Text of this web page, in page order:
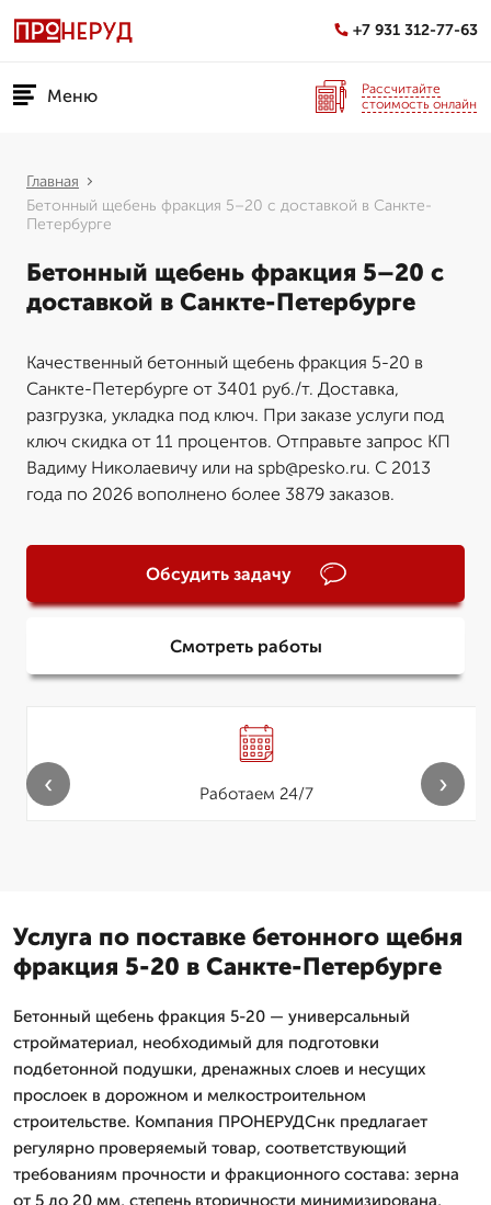
+7 931 312-77-63
Меню
Рассчитайте
стоимость онлайн
Главная
Бетонный щебень фракция 5–20 с доставкой в Санкте-
Петербурге
Бетонный щебень фракция 5–20 с
доставкой в Санкте-Петербурге
Качественный бетонный щебень фракция 5-20 в
Санкте-Петербурге от 3401 руб./т. Доставка,
разгрузка, укладка под ключ. При заказе услуги под
ключ скидка от 11 процентов. Отправьте запрос КП
Вадиму Николаевичу или на spb@pesko.ru. С 2013
года по 2026 вополнено более 3879 заказов.
Обсудить задачу
Смотреть работы
Работаем 24/7
‹ ›
Услуга по поставке бетонного щебня
фракция 5-20 в Санкте-Петербурге
Бетонный щебень фракция 5-20 — универсальный
стройматериал, необходимый для подготовки
подбетонной подушки, дренажных слоев и несущих
прослоек в дорожном и мелкостроительном
строительстве. Компания ПРОНЕРУДСнк предлагает
регулярно проверяемый товар, соответствующий
требованиям прочности и фракционного состава: зерна
от 5 до 20 мм, степень вторичности минимизирована,